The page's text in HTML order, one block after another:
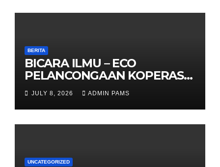
BERITA
BICARA ILMU – ECO
PELANCONGAAN KOPERASI –
DARI ALAM KE EKONOMI
KOMUNITI
JULY 8, 2026 ADMIN PAMS
UNCATEGORIZED